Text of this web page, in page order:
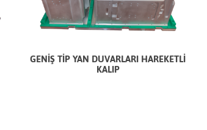
GENİŞ TİP YAN DUVARLARI HAREKETLİ
KALIP